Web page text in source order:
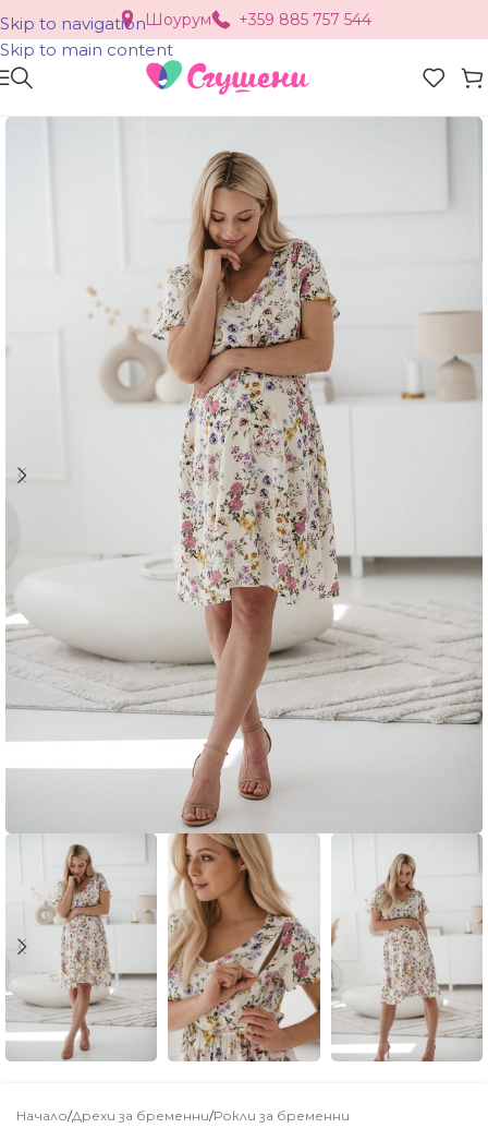
Skip to navigation
Skip to main content
Шоурум +359 885 757 544
Начало/Дрехи за бременни/Рокли за бременни